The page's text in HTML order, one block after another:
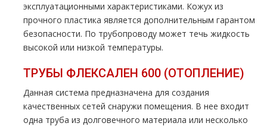
эксплуатационными характеристиками. Кожух из
прочного пластика является дополнительным гарантом
безопасности. По трубопроводу может течь жидкость
высокой или низкой температуры.
ТРУБЫ ФЛЕКСАЛЕН 600 (ОТОПЛЕНИЕ)
Данная система предназначена для создания
качественных сетей снаружи помещения. В нее входит
одна труба из долговечного материала или несколько